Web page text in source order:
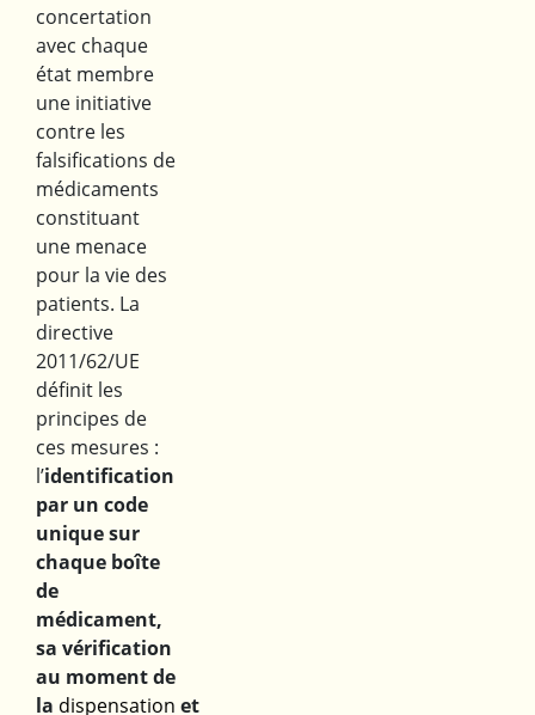
concertation
avec chaque
état membre
une initiative
contre les
falsifications de
médicaments
constituant
une menace
pour la vie des
patients. La
directive
2011/62/UE
définit les
principes de
ces mesures :
l’identification
par un code
unique sur
chaque boîte
de
médicament,
sa vérification
au moment de
la dispensation et